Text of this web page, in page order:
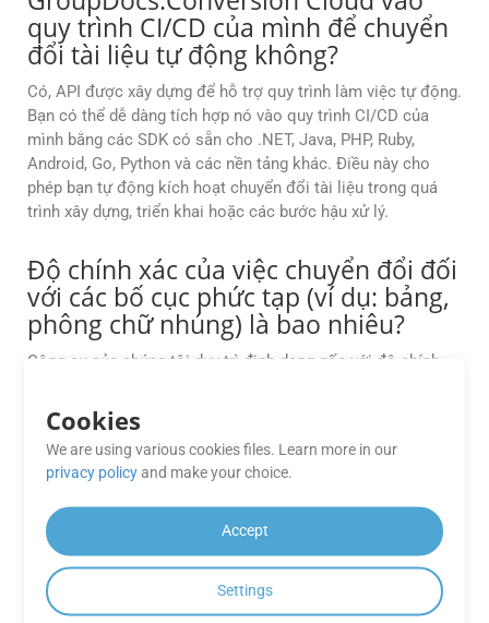
quy trình CI/CD của mình để chuyển
đổi tài liệu tự động không?
Có, API được xây dựng để hỗ trợ quy trình làm việc tự động.
Bạn có thể dễ dàng tích hợp nó vào quy trình CI/CD của
mình bằng các SDK có sẵn cho .NET, Java, PHP, Ruby,
Android, Go, Python và các nền tảng khác. Điều này cho
phép bạn tự động kích hoạt chuyển đổi tài liệu trong quá
trình xây dựng, triển khai hoặc các bước hậu xử lý.
Độ chính xác của việc chuyển đổi đối
với các bố cục phức tạp (ví dụ: bảng,
phông chữ nhúng) là bao nhiêu?
Công cụ của chúng tôi duy trì định dạng gốc với độ chính
trong những trường hợp ngoại lệ, các quy tắc dự phòng có
thể được tùy chỉnh.
Có bất kỳ hạn chế nào đối với các
tính năng có sẵn trong Ứng dụng
miễn phí GroupDocs.Conversion
Cloud không?
Ứng dụng miễn phí GroupDocs.Conversion Cloud có thể có
Cookies
We are using various cookies files. Learn more in our
privacy policyand make your choice.
Accept
Settings